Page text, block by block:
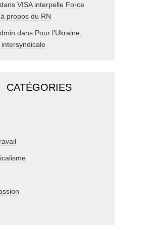
dans VISA interpelle Force
propos du RN
dans Pour l’Ukraine,
CATÉGORIES